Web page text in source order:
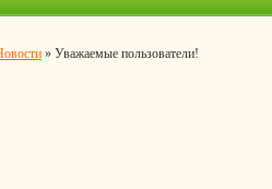
» Уважаемые пользователи!